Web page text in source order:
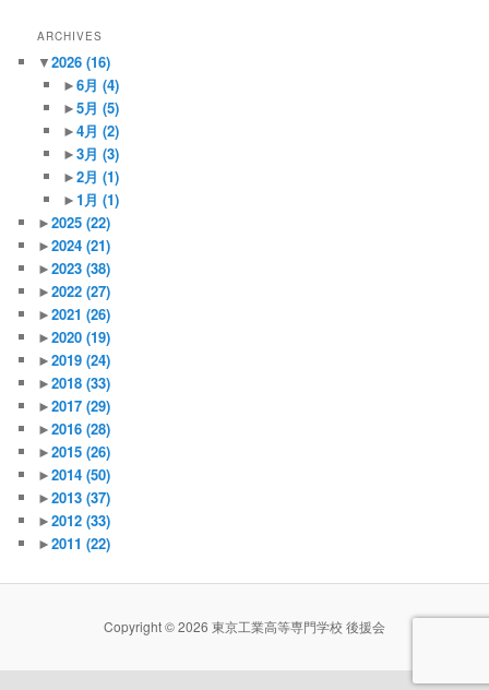
ARCHIVES
▼2026(16)
►6月 (4)
►5月 (5)
►4月 (2)
►3月 (3)
►2月 (1)
►1月 (1)
►2025(22)
►2024(21)
►2023(38)
►2022(27)
►2021(26)
►2020(19)
►2019(24)
►2018(33)
►2017(29)
►2016(28)
►2015(26)
►2014(50)
►2013(37)
►2012(33)
►2011(22)
Copyright © 2026 東京工業高等専門学校 後援会